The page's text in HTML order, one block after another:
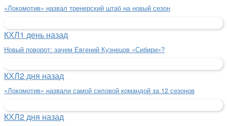
«Локомотив» назвал тренерский штаб на новый сезон
КХЛ1 день назад
Новый поворот: зачем Евгений Кузнецов «Сибири»?
КХЛ2 дня назад
«Локомотив» назвали самой силовой командой за 12 сезонов
КХЛ2 дня назад